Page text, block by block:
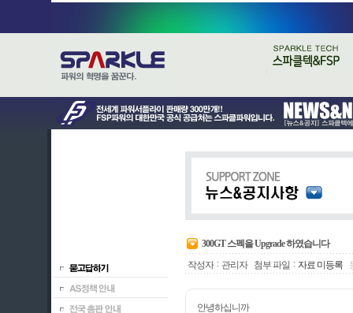
300GT 스펙을 Upgrade 하였습니다
작성자 : 관리자 첨부 파일 : 자료 미등록
안녕하십니까